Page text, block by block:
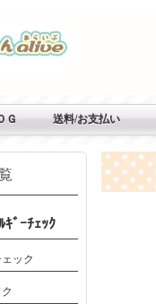
Ｇ 送料/お支払い
ﾞｰﾁｪｯｸ
ック